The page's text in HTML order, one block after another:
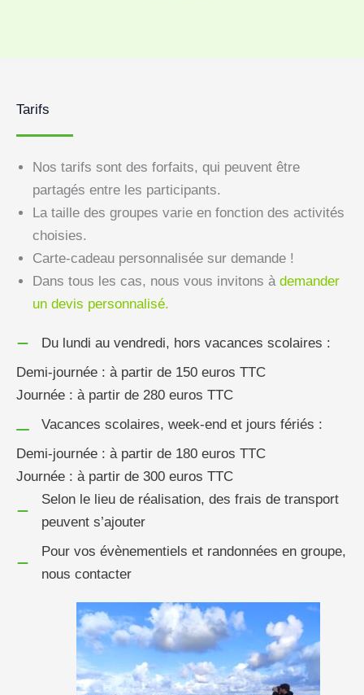
Tarifs
Nos tarifs sont des forfaits, qui peuvent être
partagés entre les participants.
La taille des groupes varie en fonction des activités
choisies.
Carte-cadeau personnalisée sur demande !
Dans tous les cas, nous vous invitons à demander
un devis personnalisé.
Du lundi au vendredi, hors vacances scolaires :
Demi-journée : à partir de 150 euros TTC
Journée : à partir de 280 euros TTC
Vacances scolaires, week-end et jours fériés :
Demi-journée : à partir de 180 euros TTC
Journée : à partir de 300 euros TTC
Selon le lieu de réalisation, des frais de transport
peuvent s’ajouter
Pour vos évènementiels et randonnées en groupe,
nous contacter